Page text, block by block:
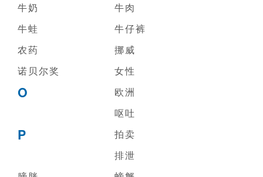
牛奶
牛肉
牛蛙
牛仔裤
农药
挪威
诺贝尔奖
女性
O
欧洲
呕吐
P
拍卖
排泄